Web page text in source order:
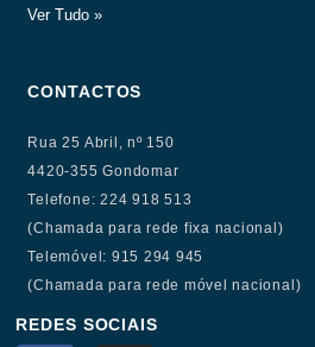
Ver Tudo »
CONTACTOS
Rua 25 Abril, nº 150
4420-355 Gondomar
Telefone: 224 918 513
(Chamada para rede fixa nacional)
Telemóvel: 915 294 945
(Chamada para rede móvel nacional)
REDES SOCIAIS